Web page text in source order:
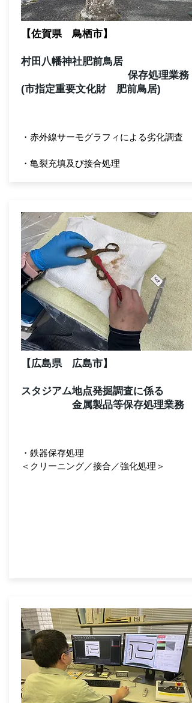
【佐賀県 鳥栖市】
村田八幡神社肥前鳥居
保存処理業務
(市指定重要文化財 肥前鳥居)
・赤外線サーモグラフィによる劣化調査
・亀裂充填及び接合処理
【広島県 広島市】
​スタジアム地点発掘調査に係る
金属製品等保存処理業務
・鉄器保存処理
＜クリーニング／接合／強化処理＞